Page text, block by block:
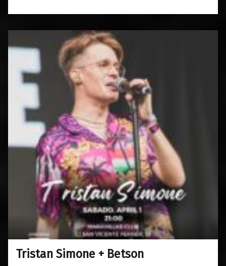
Tristan Simone + Betson
21/03/20230Maravillas